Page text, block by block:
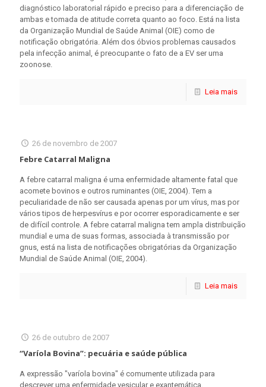
diagnóstico laboratorial rápido e preciso para a diferenciação de
ambas e tomada de atitude correta quanto ao foco. Está na lista
da Organização Mundial de Saúde Animal (OIE) como de
notificação obrigatória. Além dos óbvios problemas causados
pela infecção animal, é preocupante o fato de a EV ser uma
zoonose.
Leia mais
26 de novembro de 2007
Febre Catarral Maligna
A febre catarral maligna é uma enfermidade altamente fatal que
acomete bovinos e outros ruminantes (OIE, 2004). Tem a
peculiaridade de não ser causada apenas por um vírus, mas por
vários tipos de herpesvírus e por ocorrer esporadicamente e ser
de difícil controle. A febre catarral maligna tem ampla distribuição
mundial e uma de suas formas, associada à transmissão por
gnus, está na lista de notificações obrigatórias da Organização
Mundial de Saúde Animal (OIE, 2004).
Leia mais
26 de outubro de 2007
“Varíola Bovina”: pecuária e saúde pública
A expressão "varíola bovina" é comumente utilizada para
descrever uma enfermidade vesicular e exantemática,